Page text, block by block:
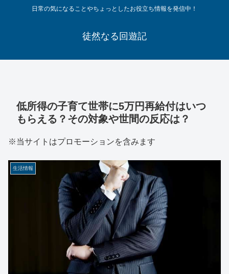
日常の気になることやちょっとしたお役立ち情報を発信中！
徒然なる回遊記
低所得の子育て世帯に5万円再給付はいつ
もらえる？その対象や世間の反応は？
※当サイトはプロモーションを含みます
生活情報